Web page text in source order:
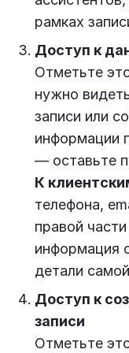
рамках
Доступ к
Отметьте
нужно
записи или
информации
— оставьте
К
телефона,
правой
информация
детали
Доступ к
записи
Отметьте